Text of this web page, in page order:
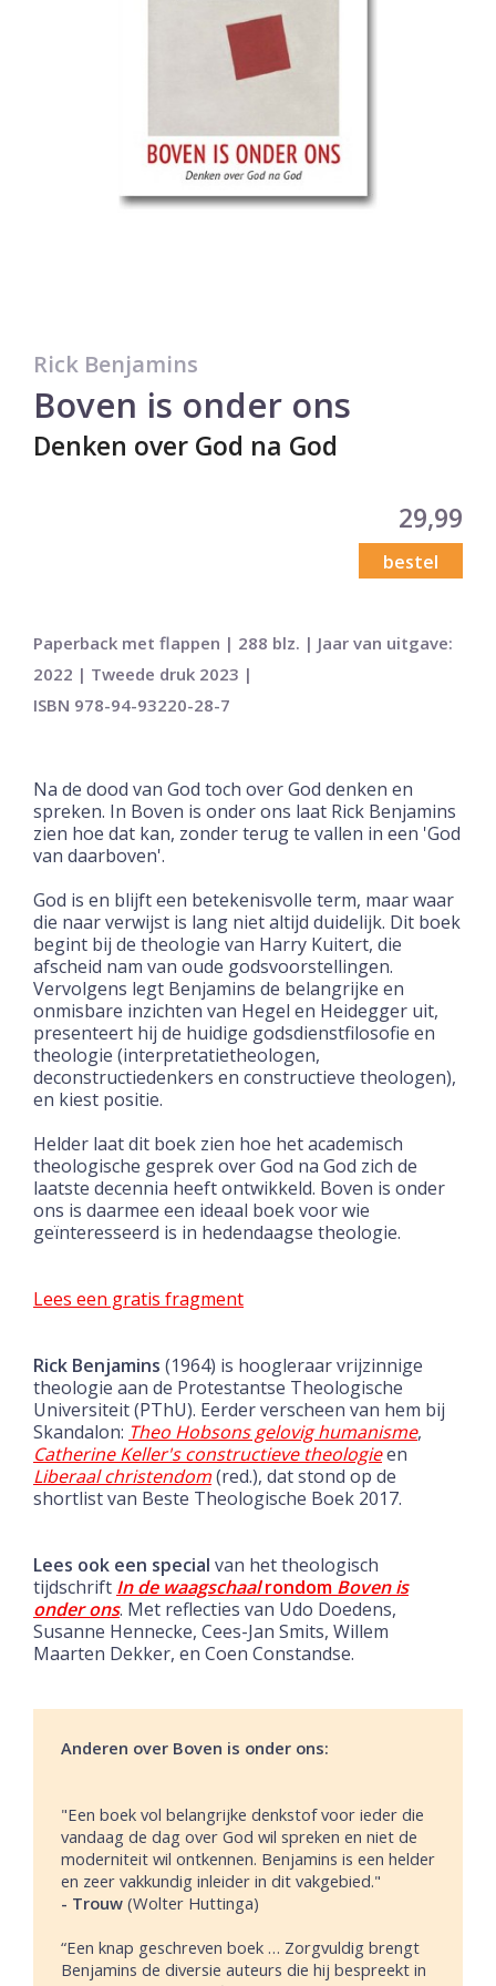
Rick Benjamins
Boven is onder ons
Denken over God na God
29,99
bestel
Paperback met flappen | 288 blz. | Jaar van uitgave:
2022 | Tweede druk 2023 |
ISBN 978-94-93220-28-7
Na de dood van God toch over God denken en
spreken. In Boven is onder ons laat Rick Benjamins
zien hoe dat kan, zonder terug te vallen in een 'God
van daarboven'.
God is en blijft een betekenisvolle term, maar waar
die naar verwijst is lang niet altijd duidelijk. Dit boek
begint bij de theologie van Harry Kuitert, die
afscheid nam van oude godsvoorstellingen.
Vervolgens legt Benjamins de belangrijke en
onmisbare inzichten van Hegel en Heidegger uit,
presenteert hij de huidige godsdienstfilosofie en
theologie (interpretatietheologen,
deconstructiedenkers en constructieve theologen),
en kiest positie.
Helder laat dit boek zien hoe het academisch
theologische gesprek over God na God zich de
laatste decennia heeft ontwikkeld. Boven is onder
ons is daarmee een ideaal boek voor wie
geïnteresseerd is in hedendaagse theologie.
Lees een gratis fragment
Rick Benjamins (1964) is hoogleraar vrijzinnige
theologie aan de Protestantse Theologische
Universiteit (PThU). Eerder verscheen van hem bij
Skandalon: Theo Hobsons gelovig humanisme,
Catherine Keller's constructieve theologieen
Liberaal christendom(red.), dat stond op de
shortlist van Beste Theologische Boek 2017.
Lees ook een special van het theologisch
tijdschrift In de waagschaalrondom Boven is
onder ons. Met reflecties van Udo Doedens,
Susanne Hennecke, Cees-Jan Smits, Willem
Maarten Dekker, en Coen Constandse.
Anderen over Boven is onder ons:
"Een boek vol belangrijke denkstof voor ieder die
vandaag de dag over God wil spreken en niet de
moderniteit wil ontkennen. Benjamins is een helder
en zeer vakkundig inleider in dit vakgebied."
- Trouw (Wolter Huttinga)
“Een knap geschreven boek … Zorgvuldig brengt
Benjamins de diversie auteurs die hij bespreekt in